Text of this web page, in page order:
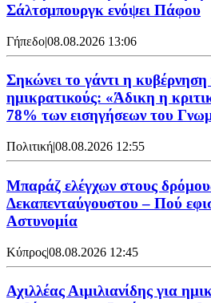
Σάλτσμπουργκ ενόψει Πάφου
Γήπεδο|08.08.2026 13:06
Σηκώνει το γάντι η κυβέρνηση
ημικρατικούς: «Άδικη η
78% των εισηγήσεων του
Πολιτική|08.08.2026 12:55
Μπαράζ ελέγχων στους
Δεκαπενταύγουστου – Πού
Αστυνομία
Κύπρος|08.08.2026 12:45
Αχιλλέας Αιμιλιανίδης για